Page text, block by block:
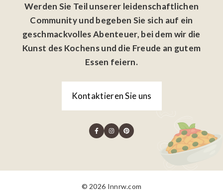
Werden Sie Teil unserer leidenschaftlichen
Community und begeben Sie sich auf ein
geschmackvolles Abenteuer, bei dem wir die
Kunst des Kochens und die Freude an gutem
Essen feiern.
Kontaktieren Sie uns
© 2026 Innrw.com